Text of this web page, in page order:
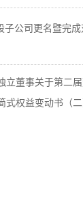
立董事关于第二
式权益变动书（二